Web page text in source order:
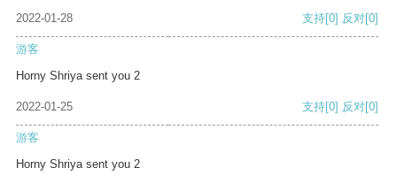
2022-01-28 支持[0] 反对[0]
游客
Horny Shriya sent you 2
2022-01-25 支持[0] 反对[0]
游客
Horny Shriya sent you 2